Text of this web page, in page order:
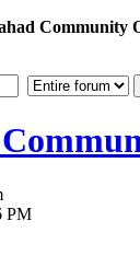
Community
PM